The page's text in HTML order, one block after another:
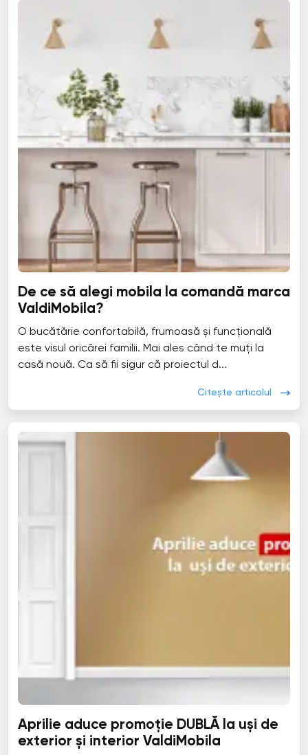
De ce să alegi mobila la comandă marca
ValdiMobila?
O bucătărie confortabilă, frumoasă și funcțională
este visul oricărei familii. Mai ales când te muți la
casă nouă. Ca să fii sigur că proiectul d...
Citește articolul
Aprilie aduce promoție DUBLĂ la uși de
exterior și interior ValdiMobila